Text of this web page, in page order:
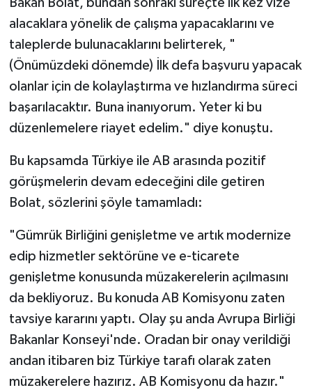
alacaklara yönelik de çalışma yapacaklarını ve
taleplerde bulunacaklarını belirterek, "
(Önümüzdeki dönemde) İlk defa başvuru yapacak
olanlar için de kolaylaştırma ve hızlandırma süreci
başarılacaktır. Buna inanıyorum. Yeter ki bu
düzenlemelere riayet edelim." diye konuştu.
Bu kapsamda Türkiye ile AB arasında pozitif
görüşmelerin devam edeceğini dile getiren
Bolat, sözlerini şöyle tamamladı:
"Gümrük Birliğini genişletme ve artık modernize
edip hizmetler sektörüne ve e-ticarete
genişletme konusunda müzakerelerin açılmasını
da bekliyoruz. Bu konuda AB Komisyonu zaten
tavsiye kararını yaptı. Olay şu anda Avrupa Birliği
Bakanlar Konseyi'nde. Oradan bir onay verildiği
andan itibaren biz Türkiye tarafı olarak zaten
müzakerelere hazırız. AB Komisyonu da hazır."